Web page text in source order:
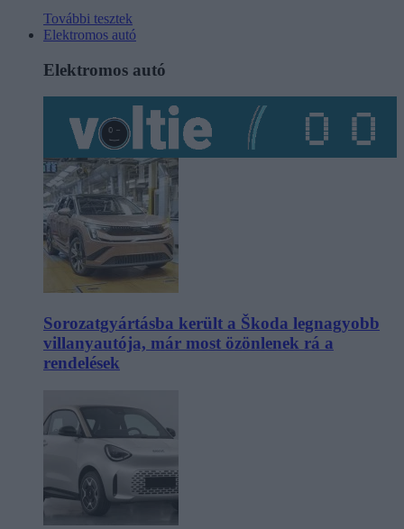
További tesztek
Elektromos autó
Elektromos autó
Sorozatgyártásba került a Škoda legnagyobb
villanyautója, már most özönlenek rá a
rendelések